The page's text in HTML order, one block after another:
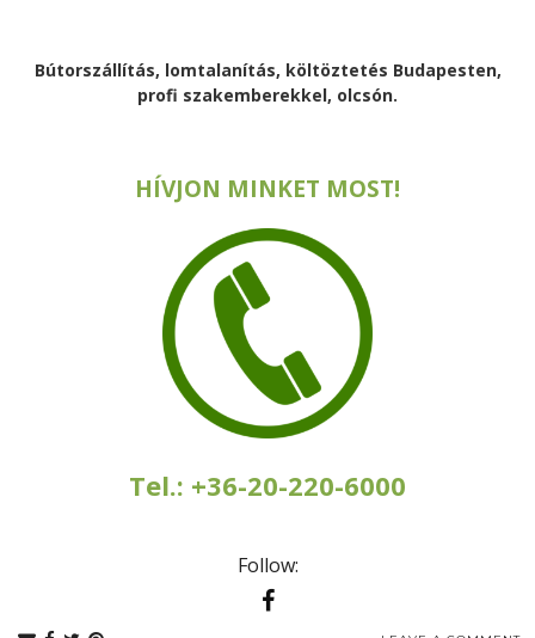
Bútorszállítás, lomtalanítás, költöztetés Budapesten,
profi szakemberekkel, olcsón.
HÍVJON MINKET MOST!
Tel.: +36-20-220-6000
Follow: